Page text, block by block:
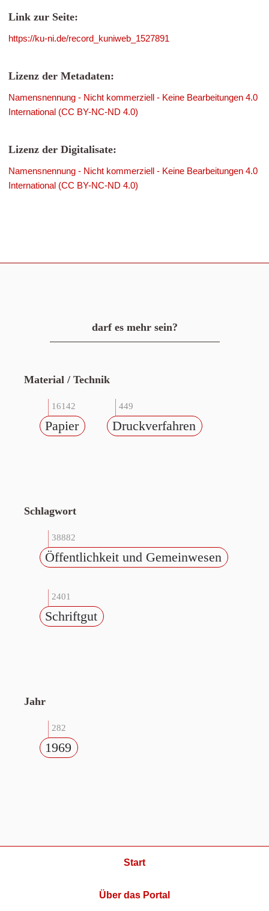
Link zur Seite:
https://ku-ni.de/record_kuniweb_1527891
Lizenz der Metadaten:
Namensnennung - Nicht kommerziell - Keine Bearbeitungen 4.0
International (CC BY-NC-ND 4.0)
Lizenz der Digitalisate:
Namensnennung - Nicht kommerziell - Keine Bearbeitungen 4.0
International (CC BY-NC-ND 4.0)
darf es mehr sein?
Material / Technik
16142
Papier
449
Druckverfahren
Schlagwort
38882
Öffentlichkeit und Gemeinwesen
2401
Schriftgut
Jahr
282
1969
Start
Über das Portal